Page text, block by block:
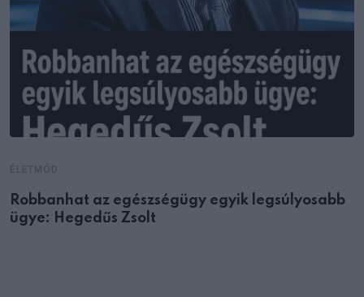
Robbanhat az egészségügy egyik legsúlyosabb
ügye: Hegedűs Zsolt